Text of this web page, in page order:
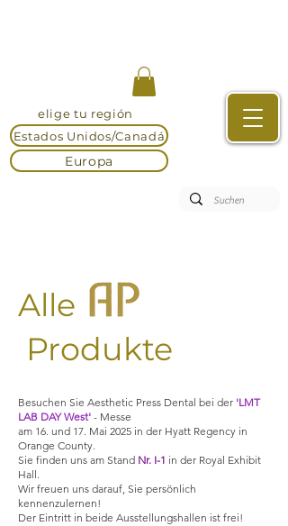
elige tu región
Estados Unidos/Canadá
Europa
Alle
Produkte
Besuchen Sie Aesthetic Press Dental bei der 'LMT
LAB DAY West' - Messe
am 16. und 17. Mai 2025 in der Hyatt Regency in
Orange County.
Sie finden uns am Stand Nr. I-1 in der Royal Exhibit
Hall.
Wir freuen uns darauf, Sie persönlich
kennenzulernen!
Der Eintritt in beide Ausstellungshallen ist frei!